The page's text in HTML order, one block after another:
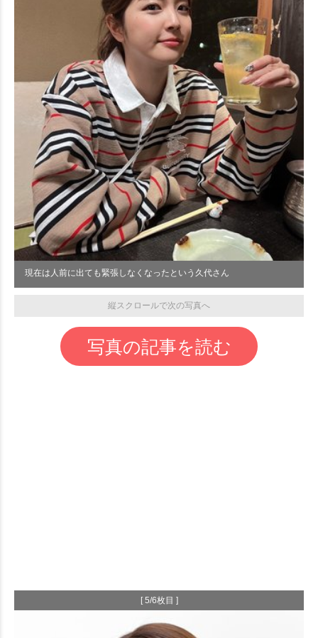
現在は人前に出ても緊張しなくなったという久代さん
縦スクロールで次の写真へ
写真の記事を読む
[ 5/6枚目 ]